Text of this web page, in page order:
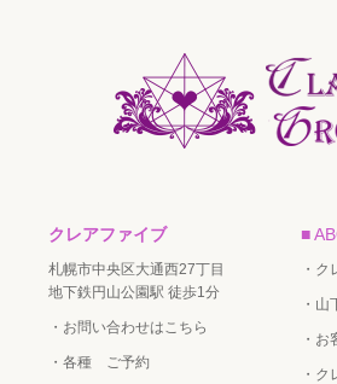
クレアファイブ
札幌市中央区大通西27丁目
地下鉄円山公園駅 徒歩1分
・お問い合わせはこちら
・各種 ご予約
■
・
・
・
・ク